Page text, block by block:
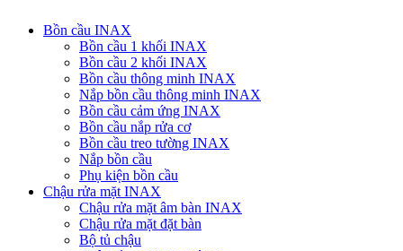
Bồn cầu INAX
Bồn cầu 1 khối INAX
Bồn cầu 2 khối INAX
Bồn cầu thông minh INAX
Nắp bồn cầu thông minh INAX
Bồn cầu cảm ứng INAX
Bồn cầu nắp rửa cơ
Bồn cầu treo tường INAX
Nắp bồn cầu
Phụ kiện bồn cầu
Chậu rửa mặt INAX
Chậu rửa mặt âm bàn INAX
Chậu rửa mặt đặt bàn
Bộ tủ chậu